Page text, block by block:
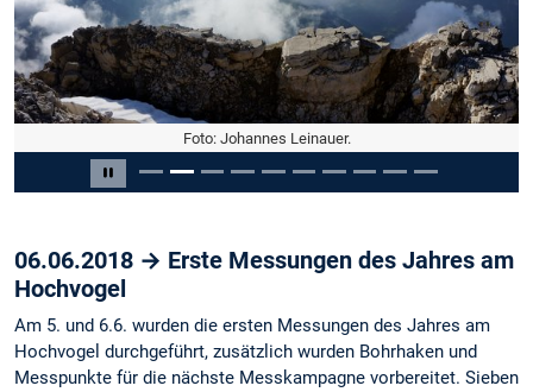
Carousel pausieren
Foto: Johannes Leinauer.
Slide 2 von 10
06.06.2018 → Erste Messungen des Jahres am
Hochvogel
Am 5. und 6.6. wurden die ersten Messungen des Jahres am
Hochvogel durchgeführt, zusätzlich wurden Bohrhaken und
Messpunkte für die nächste Messkampagne vorbereitet. Sieben